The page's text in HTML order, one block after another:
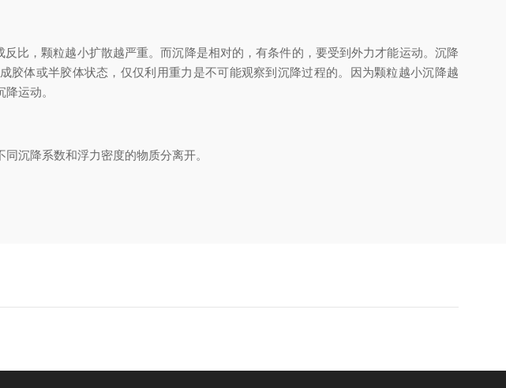
，颗粒越小扩散越严重。而沉降是相对的，有条件的，要受到外力才能运动。沉降
体或半胶体状态，仅仅利用重力是不可能观察到沉降过程的。因为颗粒越小沉降越
运动。
沉降系数和浮力密度的物质分离开。